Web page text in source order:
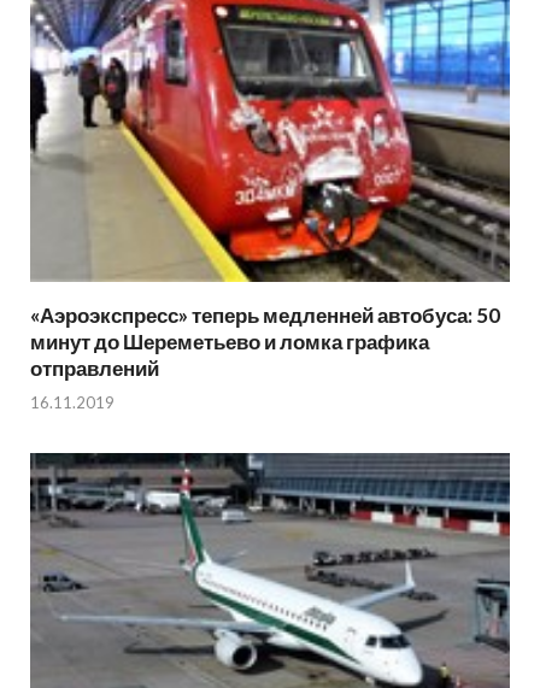
«Аэроэкспресс» теперь медленней автобуса: 50
минут до Шереметьево и ломка графика
отправлений
16.11.2019